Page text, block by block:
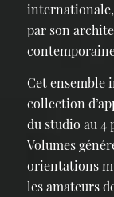
internationale,
par son
Cet ensemble
collection
du studio au 4
Volumes
orientations
les amateurs